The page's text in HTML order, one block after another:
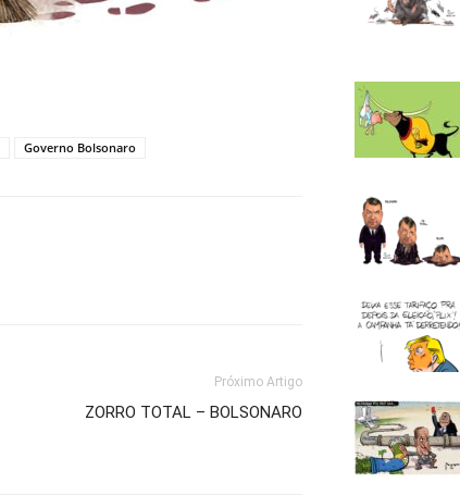
Governo Bolsonaro
Próximo Artigo
ZORRO TOTAL – BOLSONARO